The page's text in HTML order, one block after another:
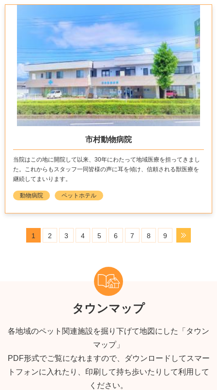
市村動物病院
当院はこの地に開院して以来、30年にわたって地域医療を担ってきまし
た。これからもスタッフ一同皆様の声に耳を傾け、信頼される獣医療を
継続してまいります。
動物病院 ペットホテル
1 2 3 4 5 6 7 8 9
タウンマップ
各地域のペット関連施設を掘り下げて地図にした「タウン
マップ」
PDF形式でご覧になれますので、ダウンロードしてスマー
トフォンに入れたり、印刷して持ち歩いたりして利用して
ください。